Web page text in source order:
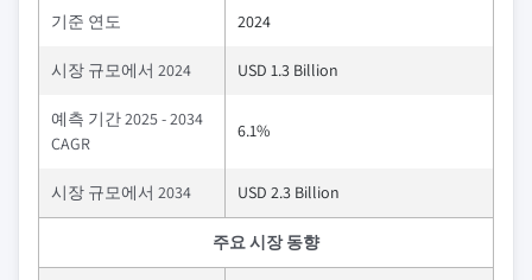
기준 연도 2024
시장 규모에서 2024 USD 1.3 Billion
예측 기간 2025 - 2034
CAGR
6.1%
시장 규모에서 2034 USD 2.3 Billion
주요 시장 동향